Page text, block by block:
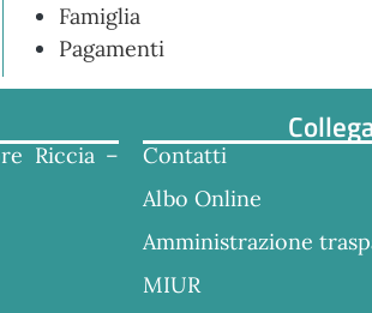
Famiglia
Pagamenti
Riccia –
Contatti
Albo Online
Amministrazione
MIUR